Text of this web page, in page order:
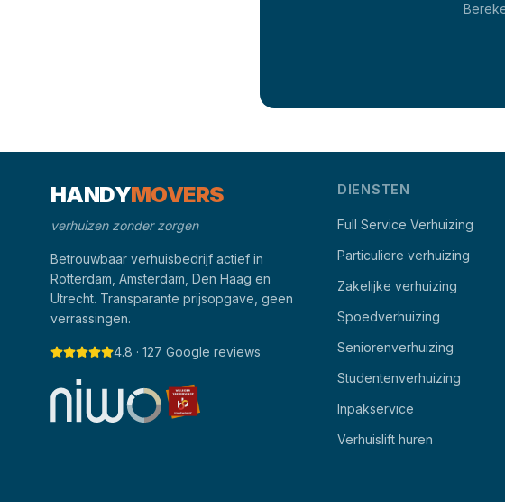
HANDYMOVERS
verhuizen zonder zorgen
Betrouwbaar verhuisbedrijf actief in
Rotterdam, Amsterdam, Den Haag en
Utrecht. Transparante prijsopgave, geen
verrassingen.
4.8 · 127 Google reviews
DIENSTEN
Full Service Verhuizing
Particuliere verhuizing
Zakelijke verhuizing
Spoedverhuizing
Seniorenverhuizing
Studentenverhuizing
Inpakservice
Verhuislift huren